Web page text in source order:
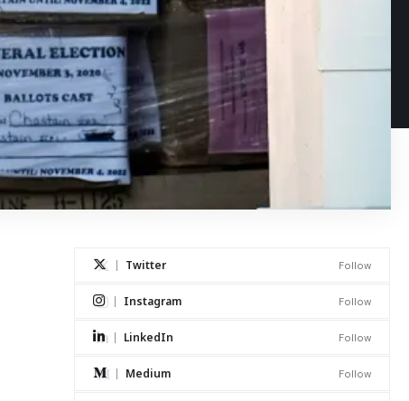
Twitter Follow
Instagram Follow
LinkedIn Follow
Medium Follow